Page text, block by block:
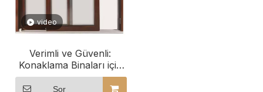
video
Verimli ve Güvenli:
Konaklama Binaları için
Alüminyum Kaplı Ahşap
Sürgülü Pencereler
Sor